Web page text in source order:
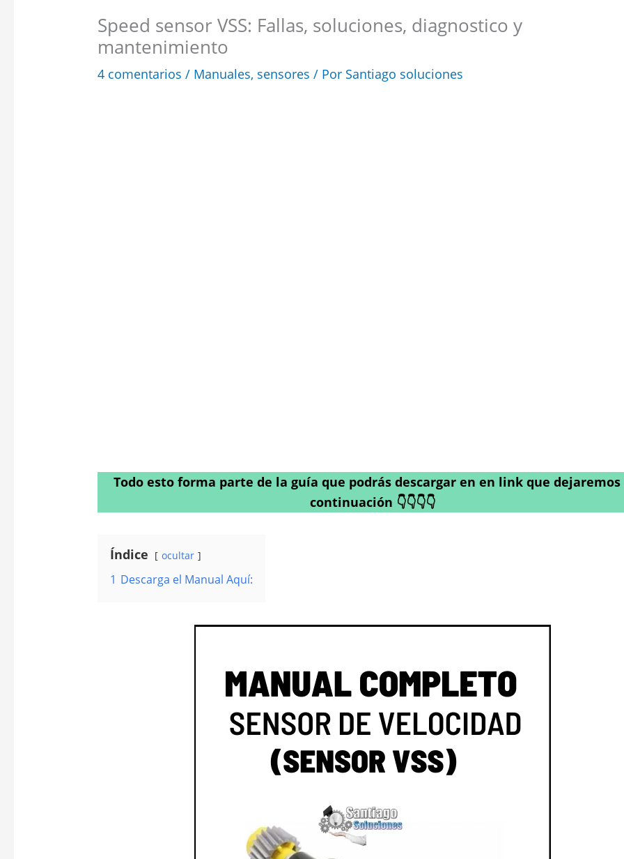
Speed sensor VSS: Fallas, soluciones, diagnostico y
mantenimiento
4 comentarios / Manuales, sensores / Por Santiago soluciones
Todo esto forma parte de la guía que podrás descargar en en link que dejaremos
continuación 👇👇👇👇
Índice ocultar
1 Descarga el Manual Aquí: